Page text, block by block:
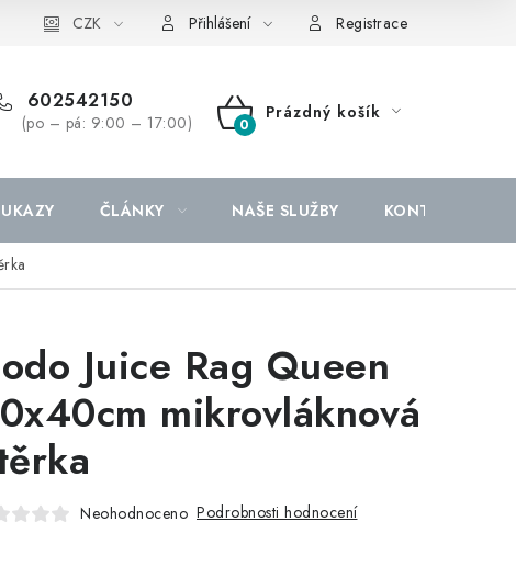
CZK Přihlášení Registrace
602542150
(po – pá: 9:00 – 17:00)
NÁKUPNÍ
Prázdný košík
ČLÁNKY NAŠE SLUŽBY KONTAKTY
Juice Rag Queen
mikrovláknová
Neohodnoceno Podrobnosti hodnocení